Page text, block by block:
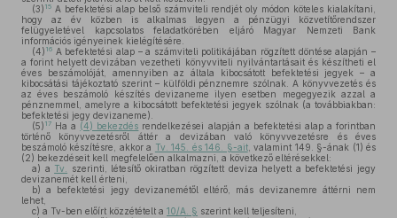
(3) 15 A befektetési alap belső számviteli rendjét oly módon köteles kialakítani,
hogy az év közben is alkalmas legyen a pénzügyi közvetítőrendszer
felügyeletével kapcsolatos feladatkörében eljáró Magyar Nemzeti Bank
információs igényeinek kielégítésére.
(4) 16 A befektetési alap – a számviteli politikájában rögzített döntése alapján –
a forint helyett devizában vezetheti könyvviteli nyilvántartásait és készítheti el
éves beszámolóját, amennyiben az általa kibocsátott befektetési jegyek – a
kibocsátási tájékoztató szerint – külföldi pénznemre szólnak. A könyvvezetés és
az éves beszámoló készítés devizaneme ilyen esetben megegyezik azzal a
pénznemmel, amelyre a kibocsátott befektetési jegyek szólnak (a továbbiakban:
befektetési jegy devizaneme).
(5) 17 Ha a (4) bekezdés rendelkezései alapján a befektetési alap a forintban
történő könyvvezetésről áttér a devizában való könyvvezetésre és éves
beszámoló készítésre, akkor a Tv. 145. és 146. §-ait, valamint 149. §-ának (1) és
(2) bekezdéseit kell megfelelően alkalmazni, a következő eltérésekkel:
a) a Tv.
szerinti, létesítő okiratban rögzített deviza helyett a befektetési jegy
devizanemét kell érteni,
b) a befektetési jegy devizanemétől eltérő, más devizanemre áttérni nem
lehet,
c) a Tv-ben előírt közzétételt a 10/A. § szerint kell teljesíteni,